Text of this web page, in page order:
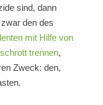
sind, dann
den des
mit Hilfe von
trennen,
Zweck: den,